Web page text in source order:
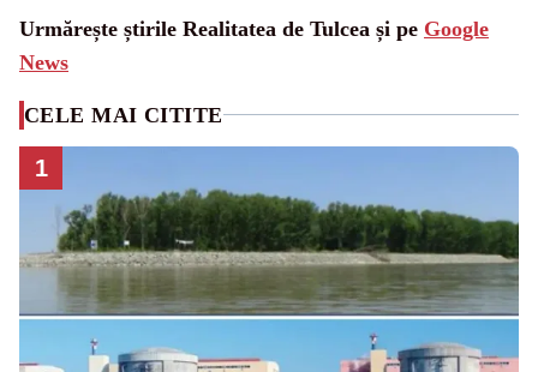
Urmărește știrile Realitatea de Tulcea și pe Google
News
CELE MAI CITITE
1